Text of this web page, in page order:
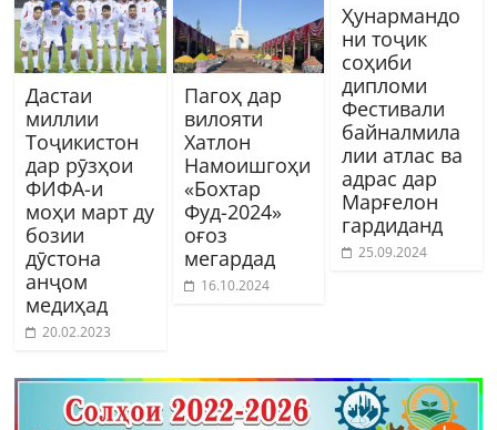
Дастаи
миллии
Тоҷикистон
дар рӯзҳои
ФИФА-и
моҳи март ду
бозии
дӯстона
анҷом
медиҳад
20.02.2023
Пагоҳ дар
вилояти
Хатлон
Намоишгоҳи
«Бохтар
Фуд-2024»
оғоз
мегардад
16.10.2024
Ҳунармандо
ни тоҷик
соҳиби
дипломи
Фестивали
байналмила
лии атлас ва
адрас дар
Марғелон
гардиданд
25.09.2024